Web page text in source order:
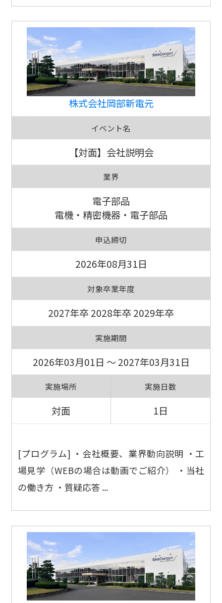
株式会社岡部新電元
イベント名
【対面】会社説明会
業界
電子部品
電機・精密機器・電子部品
申込締切
2026年08月31日
対象卒業年度
2027年卒 2028年卒 2029年卒
実施期間
2026年03月01日 ～ 2027年03月31日
実施場所
対面
実施日数
1日
[プログラム] ・会社概要、業界動向説明 ・工
場見学（WEBの場合は動画でご紹介） ・当社
の働き方 ・質疑応答 ...